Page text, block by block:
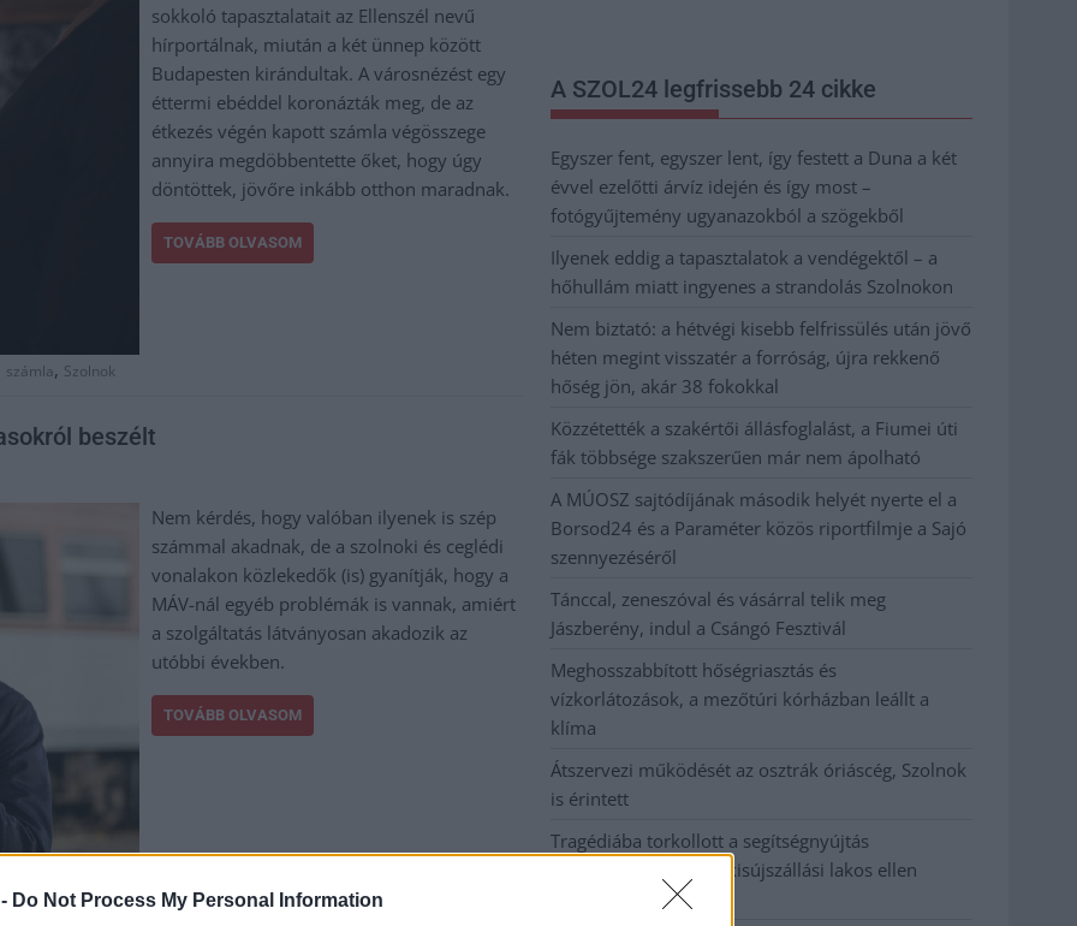
Do Not Process My Personal Information
sokkoló tapasztalatait az Ellenszél nevű
hírportálnak, miután a két ünnep között
Budapesten kirándultak. A városnézést egy
éttermi ebéddel koronázták meg, de az
étkezés végén kapott számla végösszege
annyira megdöbbentette őket, hogy úgy
döntöttek, jövőre inkább otthon maradnak.
TOVÁBB OLVASOM
számla, Szolnok
beszélt
Nem kérdés, hogy valóban ilyenek is szép
számmal akadnak, de a szolnoki és ceglédi
vonalakon közlekedők (is) gyanítják, hogy a
MÁV-nál egyéb problémák is vannak, amiért
a szolgáltatás látványosan akadozik az
utóbbi években.
TOVÁBB OLVASOM
megye,lázár jános,máv,probléma,szolgáltatás,Szolnok
A SZOL24 legfrissebb 24 cikke
Egyszer fent, egyszer lent, így festett a Duna a két
évvel ezelőtti árvíz idején és így most –
fotógyűjtemény ugyanazokból a szögekből
Ilyenek eddig a tapasztalatok a vendégektől – a
hőhullám miatt ingyenes a strandolás Szolnokon
Nem biztató: a hétvégi kisebb felfrissülés után jövő
héten megint visszatér a forróság, újra rekkenő
hőség jön, akár 38 fokokkal
Közzétették a szakértői állásfoglalást, a Fiumei úti
fák többsége szakszerűen már nem ápolható
A MÚOSZ sajtódíjának második helyét nyerte el a
Borsod24 és a Paraméter közös riportfilmje a Sajó
szennyezéséről
Tánccal, zeneszóval és vásárral telik meg
Jászberény, indul a Csángó Fesztivál
Meghosszabbított hőségriasztás és
vízkorlátozások, a mezőtúri kórházban leállt a
klíma
Átszervezi működését az osztrák óriáscég, Szolnok
is érintett
Tragédiába torkollott a segítségnyújtás
elmulasztása, három kisújszállási lakos ellen
emeltek vádat